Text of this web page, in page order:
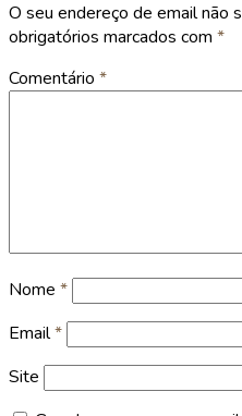
O seu endereço de email não
obrigatórios marcados com *
Comentário *
Nome *
Email*
Site